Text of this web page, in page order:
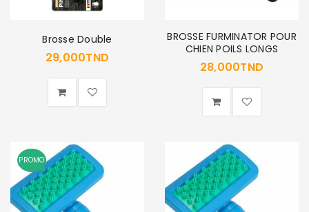
Brosse Double
29,000TND
BROSSE FURMINATOR POUR
CHIEN POILS LONGS
28,000TND
PROMO